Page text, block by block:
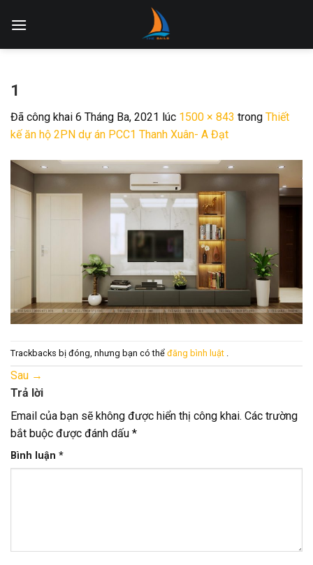
1
Đã công khai 6 Tháng Ba, 2021 lúc 1500 × 843 trong Thiết
kế ăn hộ 2PN dự án PCC1 Thanh Xuân- A Đạt
Trackbacks bị đóng, nhưng bạn có thể đăng bình luật
Sau →
Trả lời
Email của bạn sẽ không được hiển thị công khai. Các trường
bắt buộc được đánh dấu *
Bình luận *